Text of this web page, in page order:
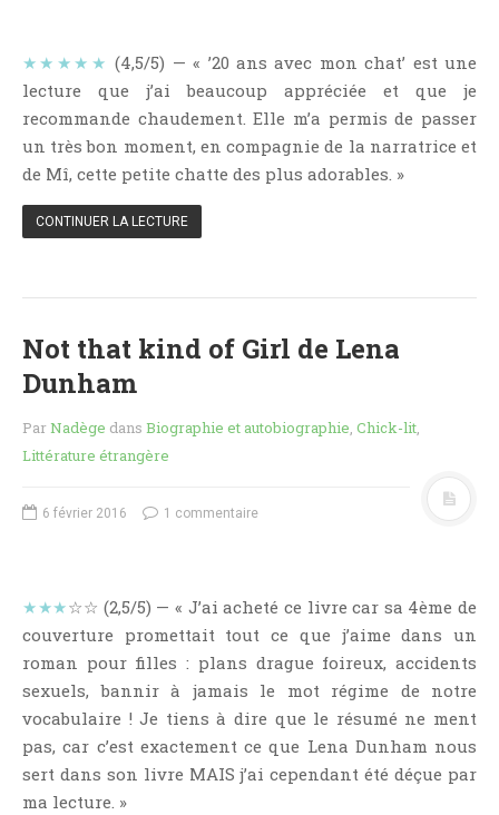
Point Lecture
Policier Et Suspense
Post Apocalyptique
Rendez-Vous Livresques
Roman
Romance Contemporaine
SF Et Fantasy
Sociologie
Surnaturel
Tag
Thriller Psychologique
Throwback Thursday Livresque
Top Ten Tuesday
Wish-List
★★★★★ (4,5/5) — « ’20 ans avec mon chat’ est une
lecture que j’ai beaucoup appréciée et que je
recommande chaudement. Elle m’a permis de passer
un très bon moment, en compagnie de la narratrice et
de Mî, cette petite chatte des plus adorables. »
CONTINUER LA LECTURE
Not that kind of Girl de Lena
Dunham
ParNadège dans Biographie et autobiographie, Chick-lit,
Littérature étrangère
6 février 2016 1 commentaire
★★★☆☆ (2,5/5) — « J’ai acheté ce livre car sa 4ème de
couverture promettait tout ce que j’aime dans un
roman pour filles : plans drague foireux, accidents
sexuels, bannir à jamais le mot régime de notre
vocabulaire ! Je tiens à dire que le résumé ne ment
pas, car c’est exactement ce que Lena Dunham nous
sert dans son livre MAIS j’ai cependant été déçue par
ma lecture. »